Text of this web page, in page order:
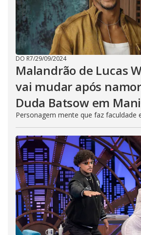
DO R7/29/09/2024
Malandrão de Lucas
vai mudar após
Duda Batsow em
Personagem mente que faz faculdade